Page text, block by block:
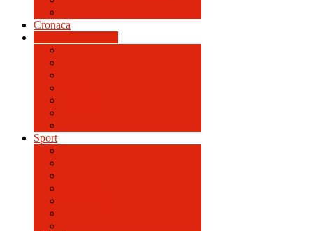
Cronaca
Sport